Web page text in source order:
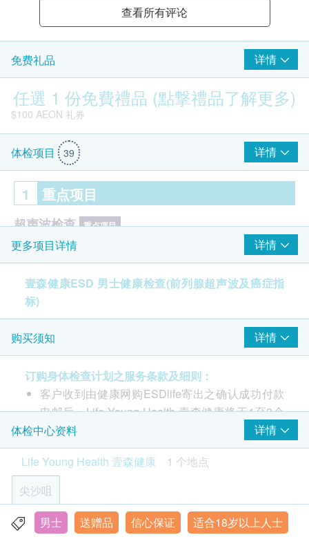
查看所有评论
免费礼品 详情
任選 1 份免費禮品 (點撃禮品了解更多)
$100 AEON 礼券
$300 hutchgo.com 旅遊礼券
体检项目 39 详情
1 重点项目
超声波检查 重点项目
前列腺超声波- 只限男士
癌症指标 重点项目
前列腺癌抗原
2 基本项目
基本健康评估
血压
身高
脉搏率
体重
病历及健康问卷调查
身体组合
体脂肪百分比
更多项目详情 详情
壹森健康ESD 男士健康检查(前列腺超声波及癌症指
标)
购买须知 详情
订购身体检查计划之服务条款及细则：
客户收到由健康网购ESDlife寄出之确认成功付款
电邮后，Life Young Health 壹森健康将于1至3个
工作天内致电客户预约身体检查的时间及地点（预
约或查询：2523 8308）。
客户必须于预约当天出示身份证及出示订购确认信
以确认身份。
订购一经确认，不设退款。
进行身体检查后，一般情况下，可于14个工作天内
获得验身报告。医护人员会致电客人预约时间听取
体检中心资料
详情
Life Young Health 壹森健康
1 个地点
尖沙咀
九龙尖沙咀弥敦道132号美丽华广场A座10楼1008室
男士 送赠品 信心保证 适合18岁以上人士